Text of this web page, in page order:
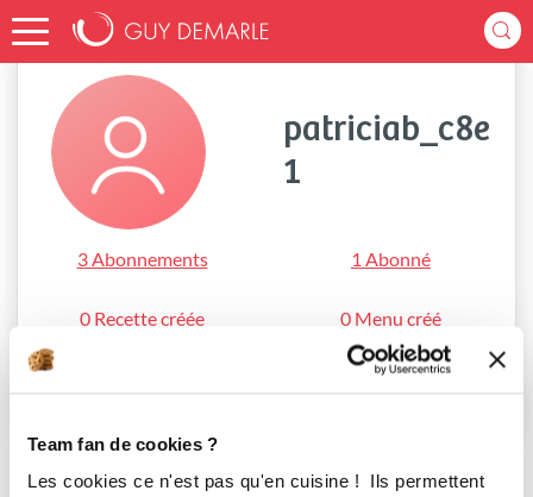
Team fan de cookies ?
Les cookies ce n'est pas qu'en cuisine ! Ils permettent
Accueil patriciab_c8e1
patriciab_c8e
1
3 Abonnements 1 Abonné
0 Recette créée 0 Menu créé